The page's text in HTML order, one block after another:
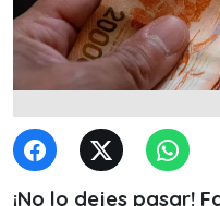
¡No lo dejes pasar!